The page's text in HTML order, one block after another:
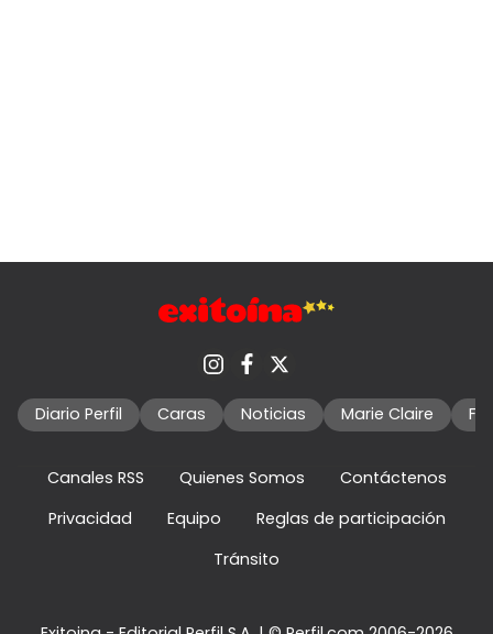
Diario Perfil Caras Noticias Marie Claire
Canales RSS Quienes Somos
Contáctenos
Privacidad
Equipo
Reglas de participación
Tránsito